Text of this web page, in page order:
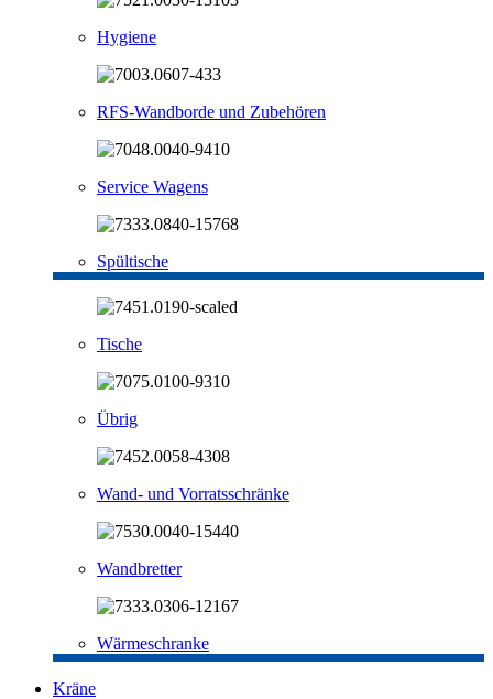
Hygiene
RFS-Wandborde und Zubehören
Service Wagens
Spültische
Tische
Übrig
Wand- und Vorratsschränke
Wandbretter
Wärmeschranke
Kräne